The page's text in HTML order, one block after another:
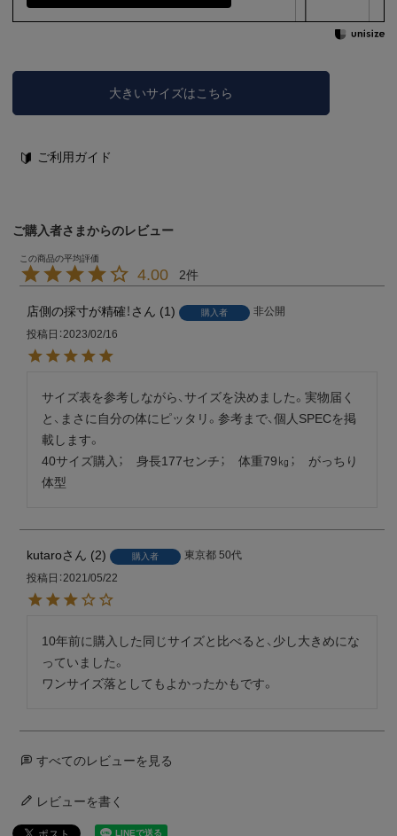
大きいサイズはこちら
ご利用ガイド
ご購入者さまからのレビュー
4.00 2
店側の採寸が精確！ 1 購入者
非公開
投稿日 2023/02/16
サイズ表を参考しながら、サイズを決めました。実物届く
と、まさに自分の体にピッタリ。参考まで、個人SPECを掲
載します。
40サイズ購入；　身長177センチ；　体重79㎏；　がっちり
体型
kutaro 2 購入者 東京都 50代
投稿日 2021/05/22
10年前に購入した同じサイズと比べると、少し大きめにな
っていました。
ワンサイズ落としてもよかったかもです。
すべてのレビューを見る
レビューを書く